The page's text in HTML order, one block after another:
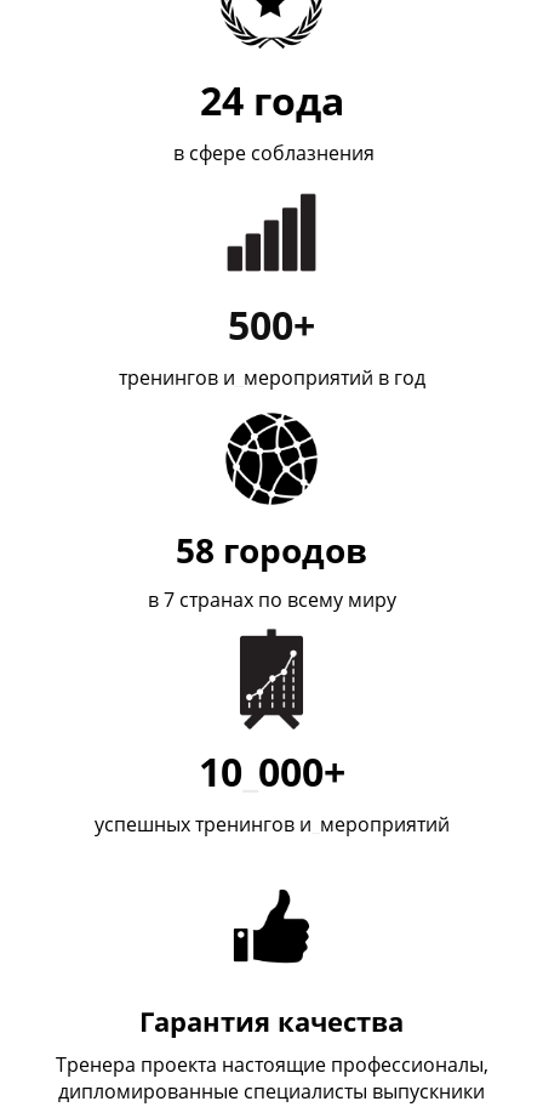
24 года
в сфере соблазнения
500+
тренингов и мероприятий в год
58 городов
в 7 странах по всему миру
10_ 000+
успешных тренингов и мероприятий
Гарантия качества
Тренера проекта настоящие профессионалы,
дипломированные специалисты выпускники